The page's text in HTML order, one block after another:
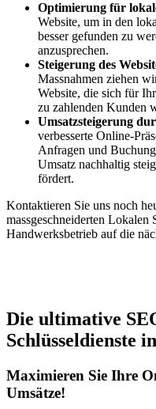
Optimierung für
Website, um in den
besser gefunden zu
anzusprechen.
Steigerung des
Massnahmen ziehen
Website, die sich für
zu zahlenden Kunden
Umsatzsteigerung
verbesserte Online-
Anfragen und
Umsatz nachhaltig
fördert.
Kontaktieren Sie uns noch
massgeschneiderten
Handwerksbetrieb auf die
Die ultimative
Schlüsseldienste
Maximieren Sie Ihre
Umsätze!